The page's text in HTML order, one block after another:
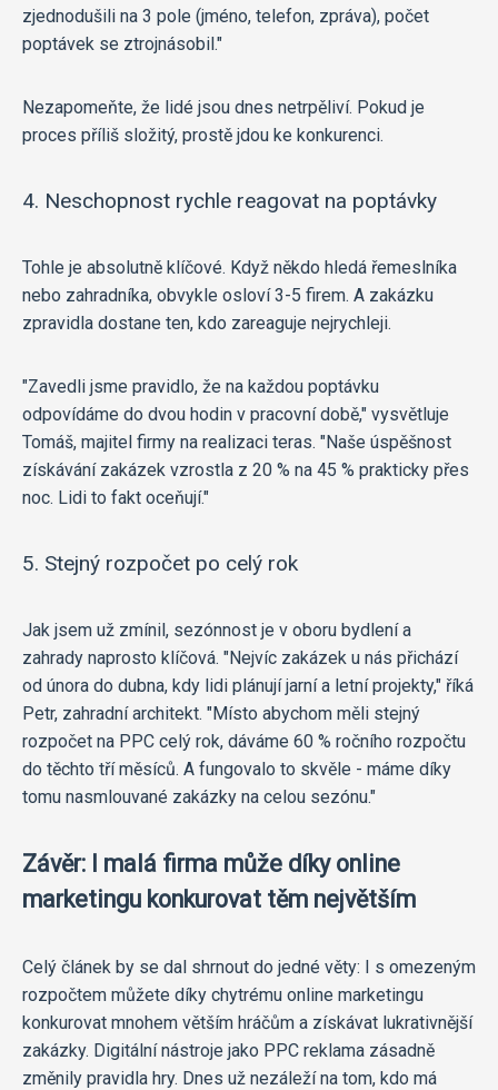
zjednodušili na 3 pole (jméno, telefon, zpráva), počet
poptávek se ztrojnásobil."
Nezapomeňte, že lidé jsou dnes netrpěliví. Pokud je
proces příliš složitý, prostě jdou ke konkurenci.
4. Neschopnost rychle reagovat na poptávky
Tohle je absolutně klíčové. Když někdo hledá řemeslníka
nebo zahradníka, obvykle osloví 3-5 firem. A zakázku
zpravidla dostane ten, kdo zareaguje nejrychleji.
"Zavedli jsme pravidlo, že na každou poptávku
odpovídáme do dvou hodin v pracovní době," vysvětluje
Tomáš, majitel firmy na realizaci teras. "Naše úspěšnost
získávání zakázek vzrostla z 20 % na 45 % prakticky přes
noc. Lidi to fakt oceňují."
5. Stejný rozpočet po celý rok
Jak jsem už zmínil, sezónnost je v oboru bydlení a
zahrady naprosto klíčová. "Nejvíc zakázek u nás přichází
od února do dubna, kdy lidi plánují jarní a letní projekty," říká
Petr, zahradní architekt. "Místo abychom měli stejný
rozpočet na PPC celý rok, dáváme 60 % ročního rozpočtu
do těchto tří měsíců. A fungovalo to skvěle - máme díky
tomu nasmlouvané zakázky na celou sezónu."
Závěr: I malá firma může díky online
marketingu konkurovat těm největším
Celý článek by se dal shrnout do jedné věty: I s omezeným
rozpočtem můžete díky chytrému online marketingu
konkurovat mnohem větším hráčům a získávat lukrativnější
zakázky. Digitální nástroje jako PPC reklama zásadně
změnily pravidla hry. Dnes už nezáleží na tom, kdo má